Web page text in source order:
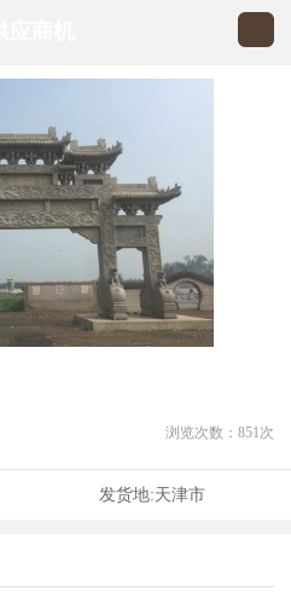
浏览次数： 851 次
发货地:天津市